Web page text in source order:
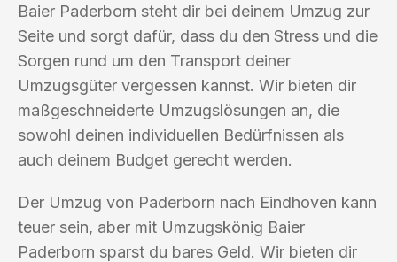
Baier Paderborn steht dir bei deinem Umzug zur
Seite und sorgt dafür, dass du den Stress und die
Sorgen rund um den Transport deiner
Umzugsgüter vergessen kannst. Wir bieten dir
maßgeschneiderte Umzugslösungen an, die
sowohl deinen individuellen Bedürfnissen als
auch deinem Budget gerecht werden.
Der Umzug von Paderborn nach Eindhoven kann
teuer sein, aber mit Umzugskönig Baier
Paderborn sparst du bares Geld. Wir bieten dir